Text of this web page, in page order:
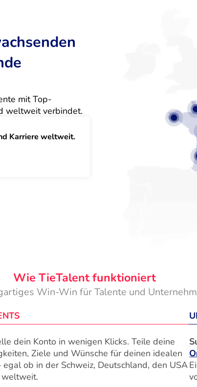
mit Top-
weltweit verbindet.
Karriere weltweit.
Wie TieTalent funktioniert
Win-Win für Talente und
dein Konto in wenigen Klicks. Teile deine
Ziele und Wünsche für deinen idealen
egal ob in der Schweiz, Deutschland, den USA